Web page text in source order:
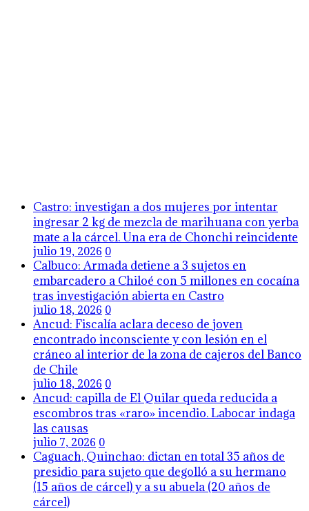
Castro: investigan a dos mujeres por intentar
ingresar 2 kg de mezcla de marihuana con yerba
mate a la cárcel. Una era de Chonchi reincidente
julio 19, 2026 0
Calbuco: Armada detiene a 3 sujetos en
embarcadero a Chiloé con 5 millones en cocaína
tras investigación abierta en Castro
julio 18, 2026 0
Ancud: Fiscalía aclara deceso de joven
encontrado inconsciente y con lesión en el
cráneo al interior de la zona de cajeros del Banco
de Chile
julio 18, 2026 0
Ancud: capilla de El Quilar queda reducida a
escombros tras «raro» incendio. Labocar indaga
las causas
julio 7, 2026 0
Caguach, Quinchao: dictan en total 35 años de
presidio para sujeto que degolló a su hermano
(15 años de cárcel) y a su abuela (20 años de
cárcel)